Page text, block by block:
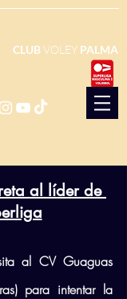
CLUBVOLEY PALMA
al líder de
al CV Guaguas
para intentar la